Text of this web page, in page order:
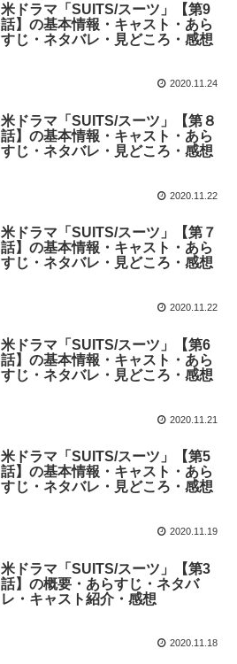
米ドラマ「SUITS/スーツ」【第9
話】の基本情報・キャスト・あら
すじ・ネタバレ・見どころ・感想
2020.11.24
米ドラマ「SUITS/スーツ」【第８
話】の基本情報・キャスト・あら
すじ・ネタバレ・見どころ・感想
2020.11.22
米ドラマ「SUITS/スーツ」【第７
話】の基本情報・キャスト・あら
すじ・ネタバレ・見どころ・感想
2020.11.22
米ドラマ「SUITS/スーツ」【第6
話】の基本情報・キャスト・あら
すじ・ネタバレ・見どころ・感想
2020.11.21
米ドラマ「SUITS/スーツ」【第5
話】の基本情報・キャスト・あら
すじ・ネタバレ・見どころ・感想
2020.11.19
米ドラマ「SUITS/スーツ」【第3
話】の概要・あらすじ・ネタバ
レ・キャスト紹介・感想
2020.11.18